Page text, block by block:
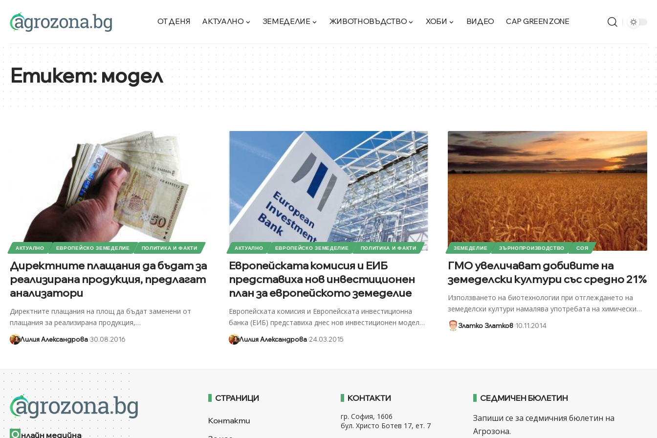
ОТ ДЕНЯ АКТУАЛНО ЗЕМЕДЕЛИЕ ЖИВОТНОВЪДСТВО ХОБИ ВИДЕО CAP GREEN ZONE
Етикет:модел
АКТУАЛНО ЕВРОПЕЙСКО ЗЕМЕДЕЛИЕ ПОЛИТИКА И ФАКТИ
Директните плащания да бъдат за
реализирана продукция, предлагат
анализатори
Директните плащания на площ да бъдат заменени от
плащания за реализирана продукция,…
Лилия Александрова 30.08.2016
АКТУАЛНО ЕВРОПЕЙСКО ЗЕМЕДЕЛИЕ ПОЛИТИКА И ФАКТИ
Европейската комисия и ЕИБ
представиха нов инвестиционен
план за европейското земеделие
Европейската комисия и Европейската инвестиционна
банка (ЕИБ) представиха днес нов инвестиционен модел…
Лилия Александрова 24.03.2015
ЗЕМЕДЕЛИЕ ЗЪРНОПРОИЗВОДСТВО СОЯ
ГМО увеличават добивите на
земеделски култури със средно 21%
Използването на биотехнологии при отглеждането на
земеделски култури намалява употребата на химически…
Златко Златков 10.11.2014
О нлайн медийна
СТРАНИЦИ
Контакти
КОНТАКТИ
гр. София, 1606
бул. Христо Ботев 17, ет. 7
СЕДМИЧЕН БЮЛЕТИН
Запиши се за седмичния бюлетин на
Агрозона.